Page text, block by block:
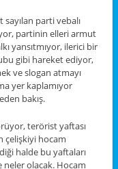
parti vebalı
partinin elleri armut
yansıtmıyor, ilerici bir
gibi hareket ediyor,
ve slogan atmayı
yer kaplamıyor
bakış.
terörist yaftası
çelişkiyi hocam
halde bu yaftaları
olacak. Hocam